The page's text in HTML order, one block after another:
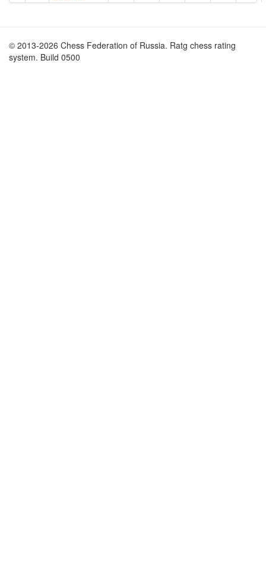
© 2013-2026 Chess Federation of Russia. Ratg chess rating
system. Build 0500